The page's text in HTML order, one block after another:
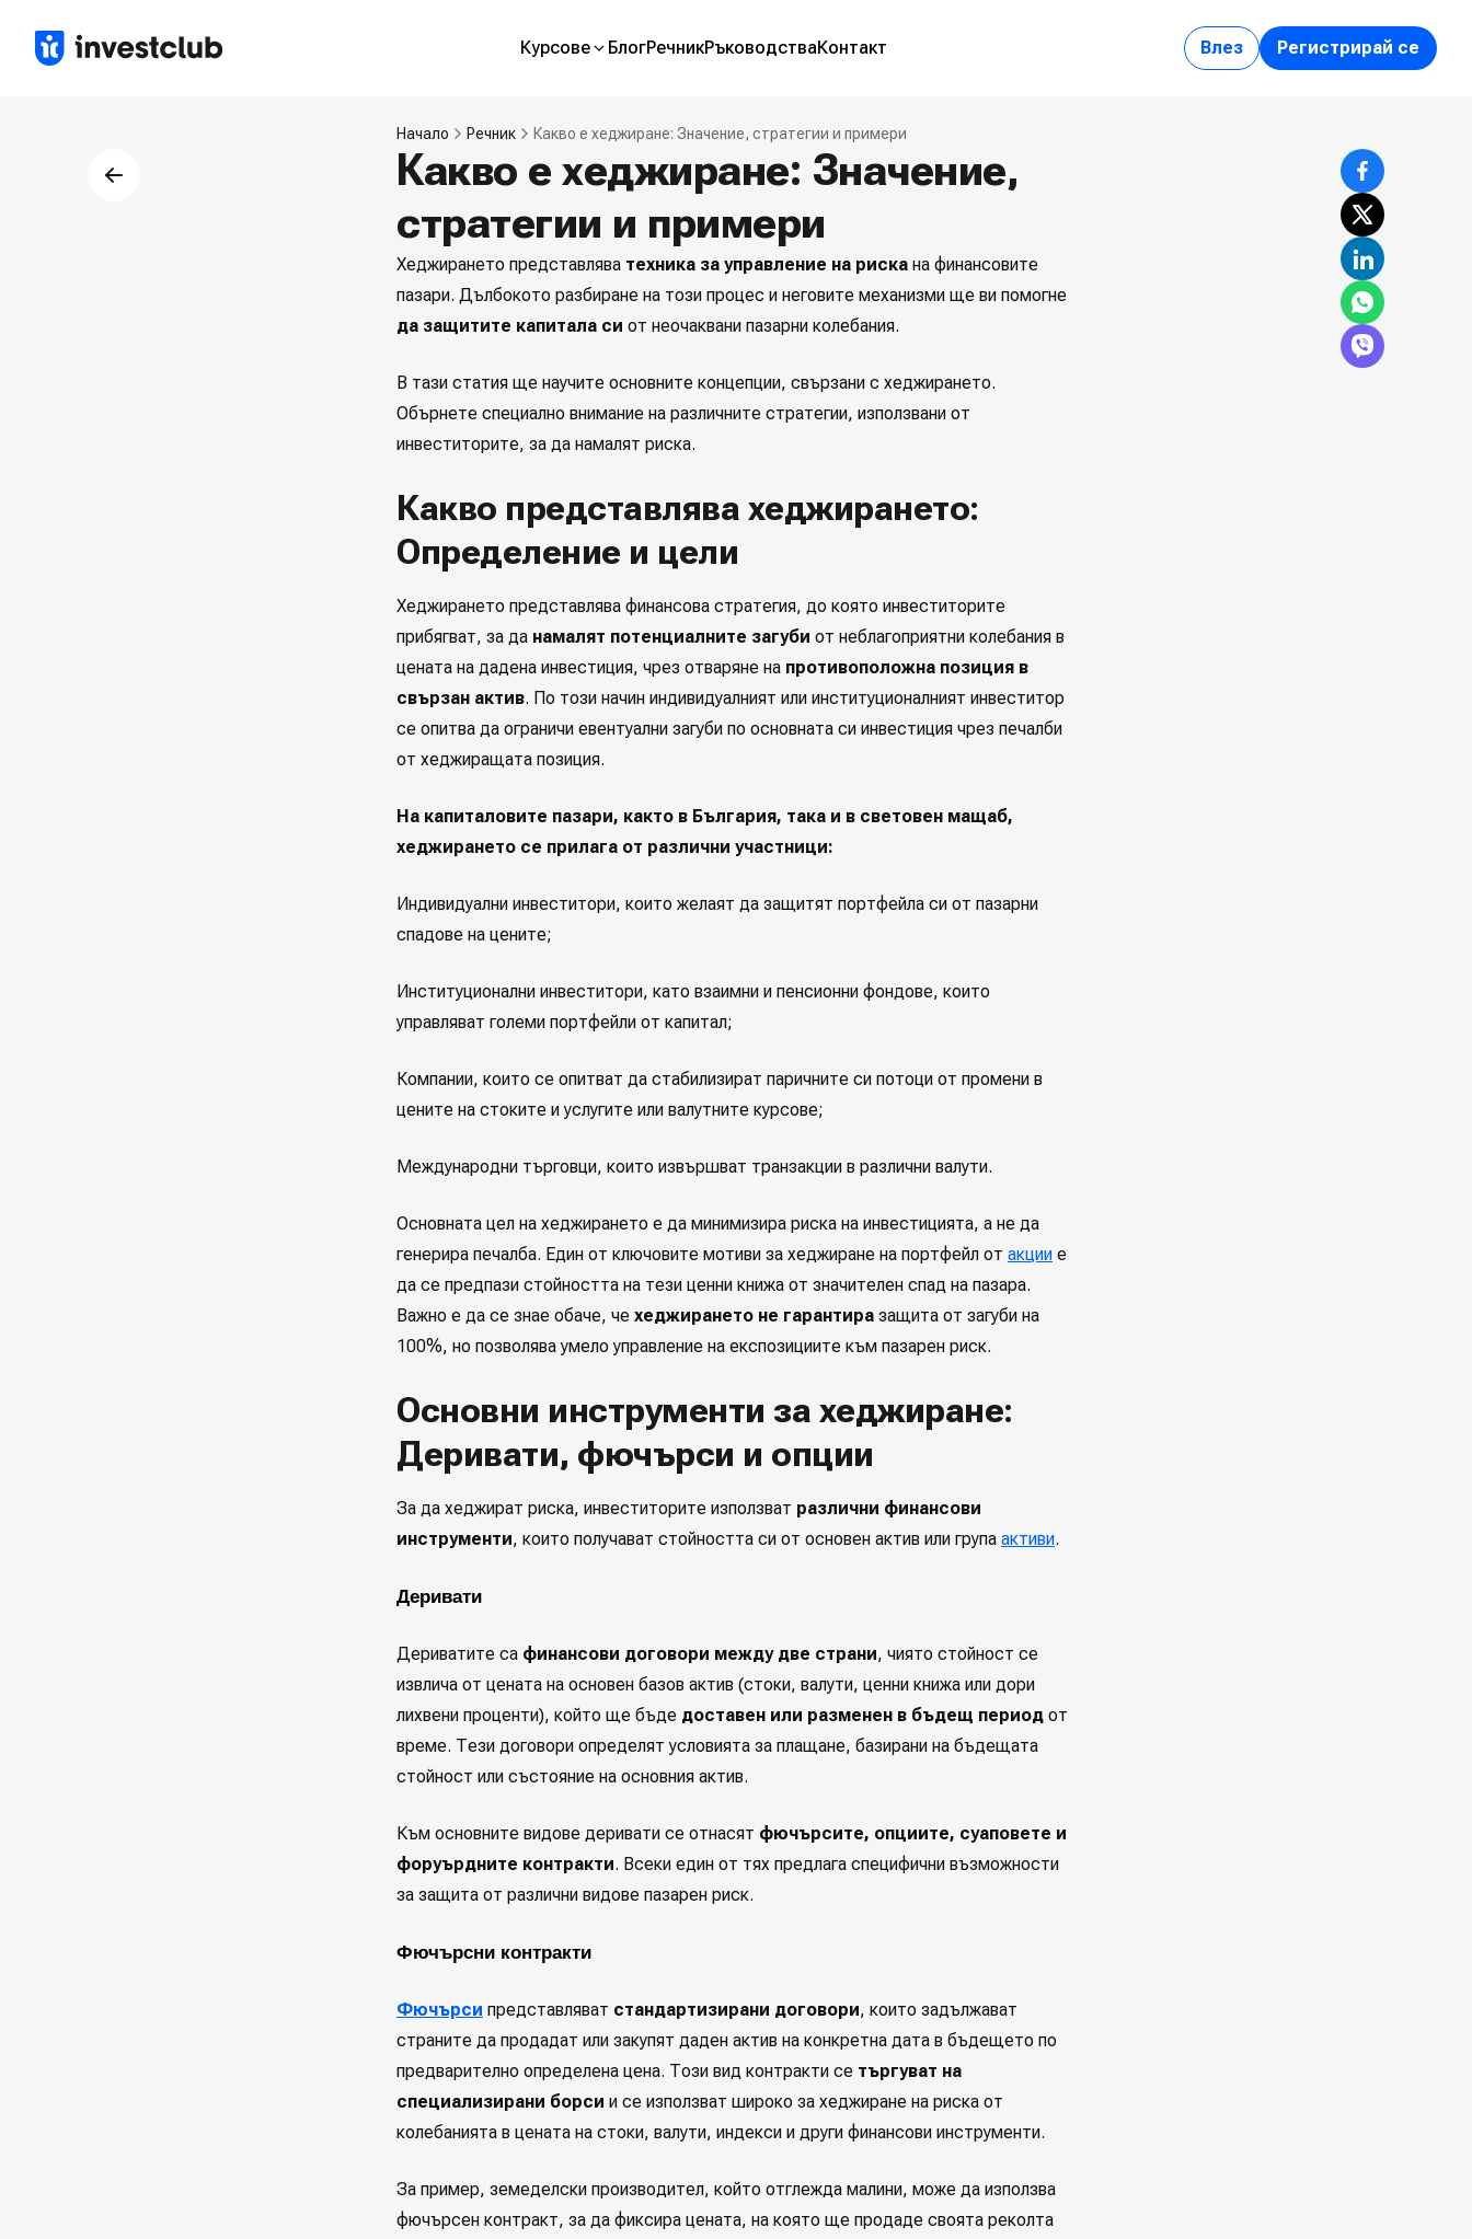
Курсове БлогРечникРъководстваКонтакт Влез Регистрирай се
Начало Речник Какво е хеджиране: Значение, стратегии и примери
Какво е хеджиране: Значение,
стратегии и примери
Хеджирането представлява техника за управление на риска на финансовите
пазари. Дълбокото разбиране на този процес и неговите механизми ще ви помогне
да защитите капитала си от неочаквани пазарни колебания.
В тази статия ще научите основните концепции, свързани с хеджирането.
Обърнете специално внимание на различните стратегии, използвани от
инвеститорите, за да намалят риска.
Какво представлява хеджирането:
Определение и цели
Хеджирането представлява финансова стратегия, до която инвеститорите
прибягват, за да намалят потенциалните загуби от неблагоприятни колебания в
цената на дадена инвестиция, чрез отваряне на противоположна позиция в
свързан актив. По този начин индивидуалният или институционалният инвеститор
се опитва да ограничи евентуални загуби по основната си инвестиция чрез печалби
от хеджиращата позиция.
На капиталовите пазари, както в България, така и в световен мащаб,
хеджирането се прилага от различни участници:
Индивидуални инвеститори, които желаят да защитят портфейла си от пазарни
спадове на цените;
Институционални инвеститори, като взаимни и пенсионни фондове, които
управляват големи портфейли от капитал;
Компании, които се опитват да стабилизират паричните си потоци от промени в
цените на стоките и услугите или валутните курсове;
Международни търговци, които извършват транзакции в различни валути.
Основната цел на хеджирането е да минимизира риска на инвестицията, а не да
генерира печалба. Един от ключовите мотиви за хеджиране на портфейл от акции е
да се предпази стойността на тези ценни книжа от значителен спад на пазара.
Важно е да се знае обаче, че хеджирането не гарантира защита от загуби на
100%, но позволява умело управление на експозициите към пазарен риск.
Основни инструменти за хеджиране:
Деривати, фючърси и опции
За да хеджират риска, инвеститорите използват различни финансови
инструменти, които получават стойността си от основен актив или група активи.
Деривати
Дериватите са финансови договори между две страни, чиято стойност се
извлича от цената на основен базов актив (стоки, валути, ценни книжа или дори
лихвени проценти), който ще бъде доставен или разменен в бъдещ период от
време. Тези договори определят условията за плащане, базирани на бъдещата
стойност или състояние на основния актив.
Към основните видове деривати се отнасят фючърсите, опциите, суаповете и
форуърдните контракти. Всеки един от тях предлага специфични възможности
за защита от различни видове пазарен риск.
Фючърсни контракти
Фючърси представляват стандартизирани договори, които задължават
страните да продадат или закупят даден актив на конкретна дата в бъдещето по
предварително определена цена. Този вид контракти се търгуват на
специализирани борси и се използват широко за хеджиране на риска от
колебанията в цената на стоки, валути, индекси и други финансови инструменти.
За пример, земеделски производител, който отглежда малини, може да използва
фючърсен контракт, за да фиксира цената, на която ще продаде своята реколта